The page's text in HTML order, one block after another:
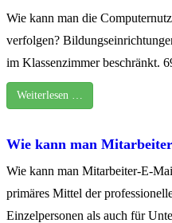
Wie kann man die
verfolgen?
im Klassenzimmer beschränkt.
Weiterlesen …
Wie kann man
Wie kann man Mitarbeiter-E-
primäres Mittel der
Einzelpersonen als auch für